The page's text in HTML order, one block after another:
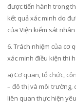
được tiến hành trong
kết quả xác minh do
của Viện kiểm sát
6. Trách nhiệm của cơ
xác minh điều kiện thi
a) Cơ quan, tổ chức,
– đô thị và môi trường,
liên quan thực hiện